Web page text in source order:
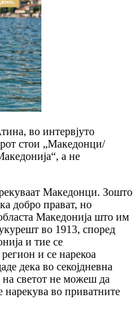
во интервјуто
стои „Македонци/
а не
Македонци. Зошто
добро прават, но
Македонија што им
во 1913, според
и тие се
и се нарекоа
дека во секојдневна
на светот не можеш да
нарекува во приватните